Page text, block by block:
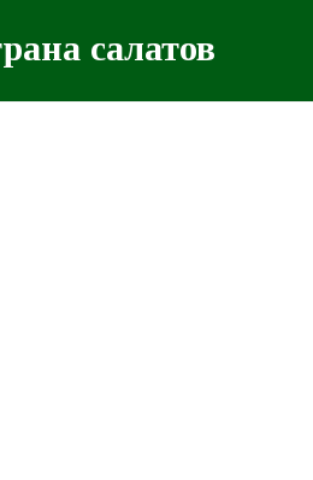
салатов